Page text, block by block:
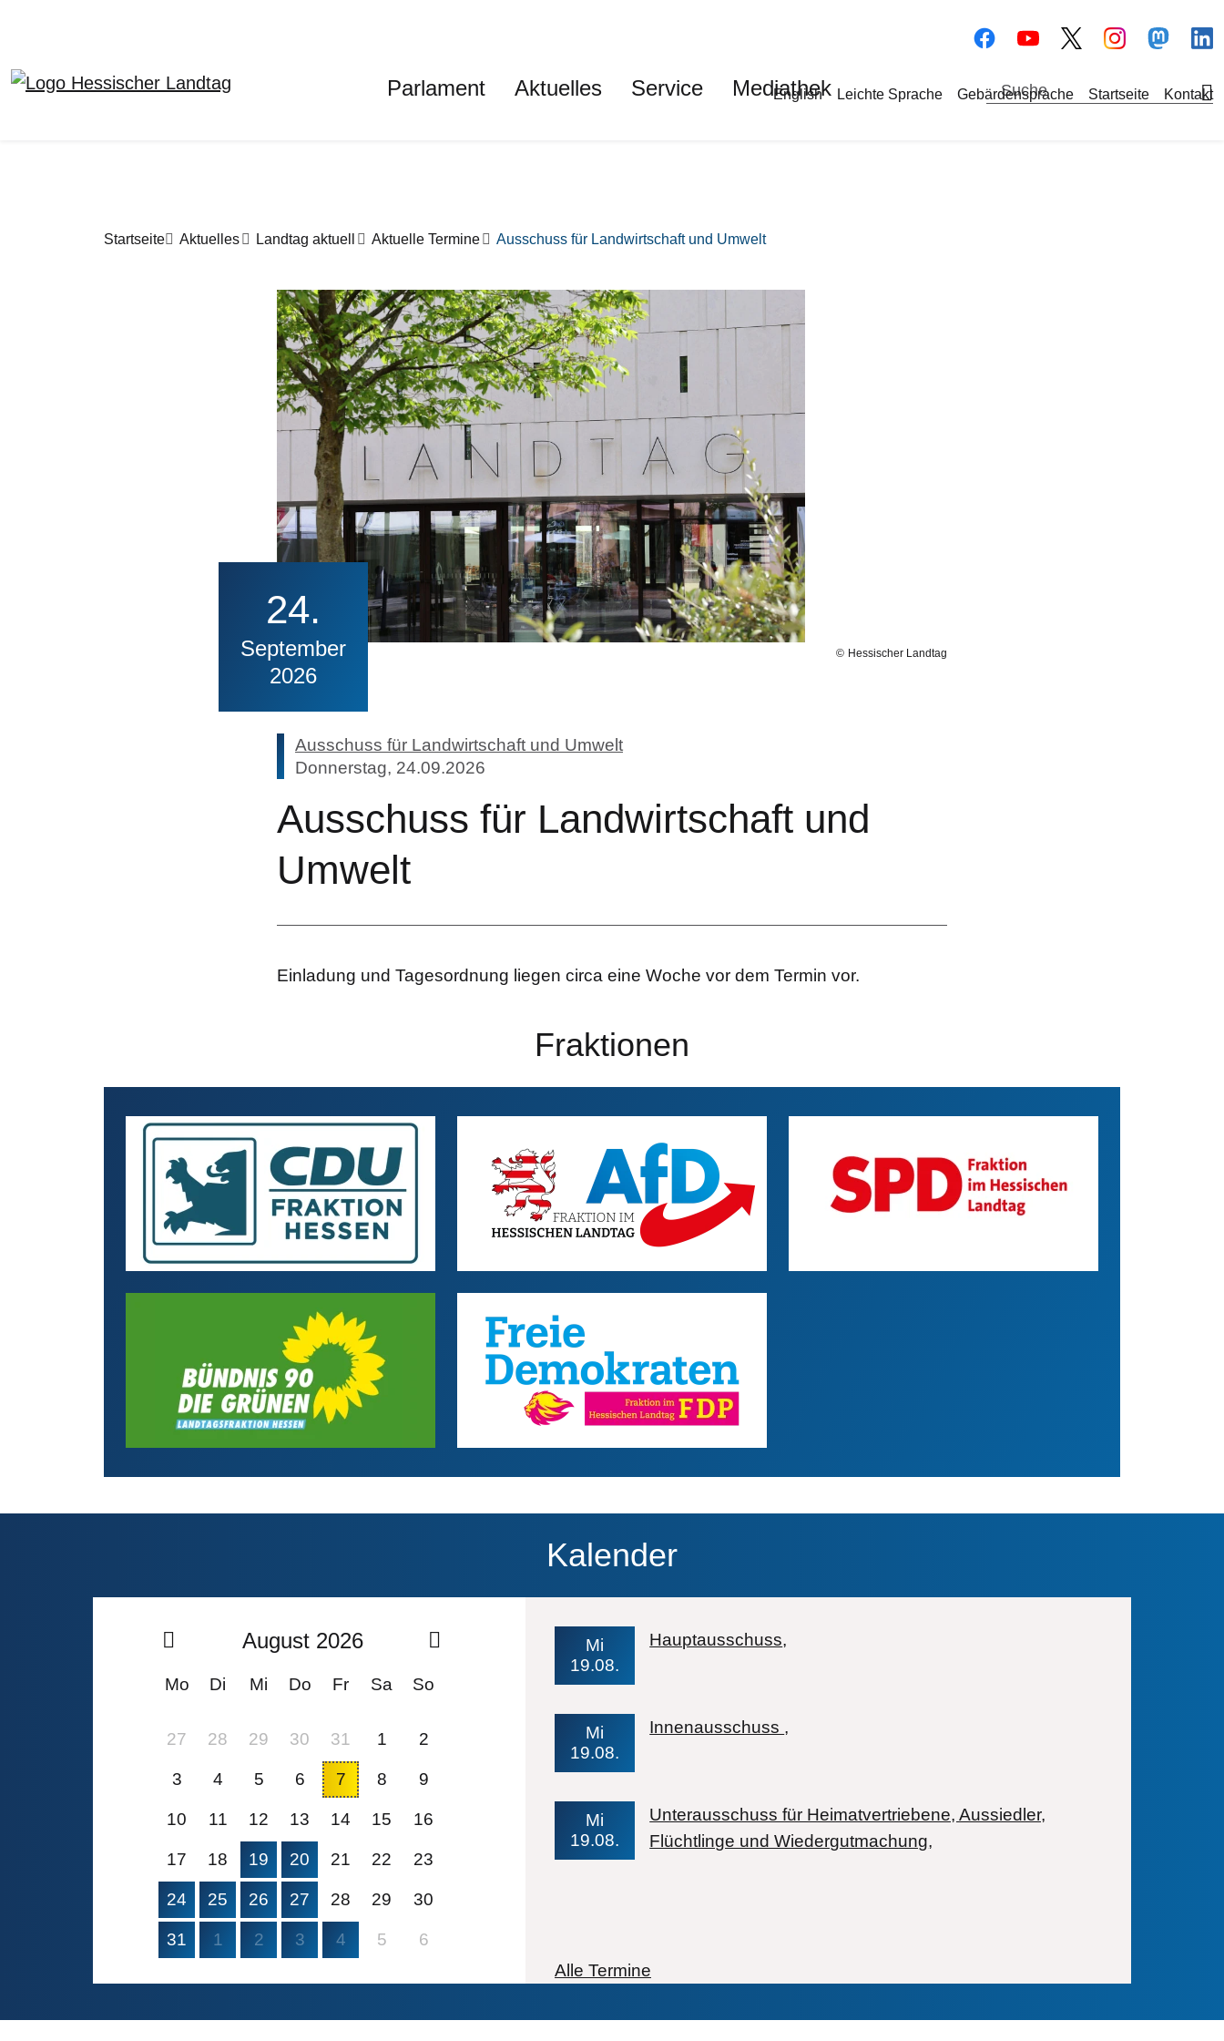
BilddateiBilddatei
Meta-Navigation
English Leichte Sprache Gebärdensprache Startseite Kontakt
Hauptnavigation
Parlament Aktuelles Service Mediathek
Pfadnavigation
Startseite Aktuelles Landtag aktuell Aktuelle Termine Ausschuss für Landwirtschaft und Umwelt
Bilddatei
Hessischer Landtag
24
September
2026
Ausschuss für Landwirtschaft und Umwelt
Donnerstag, 24.09.2026
Ausschuss für Landwirtschaft und
Umwelt
Einladung und Tagesordnung liegen circa eine Woche vor dem Termin vor.
Fraktionen
CDU
Bilddatei
Kalender
August 2026
Mo Di Mi Do Fr Sa So
27 28 29 30 31 1 2
3 4 5 6 7 8 9
10 11 12 13 14 15 16
17 18 19 20 21 22 23
24 25 26 27 28 29 30
31 1 2 3 4 5 6
Mi
19.08.
Hauptausschuss
Mi
19.08.
Innenausschuss
Mi
19.08.
Unterausschuss für Heimatvertriebene, Aussiedler,
Flüchtlinge und Wiedergutmachung
Alle Termine